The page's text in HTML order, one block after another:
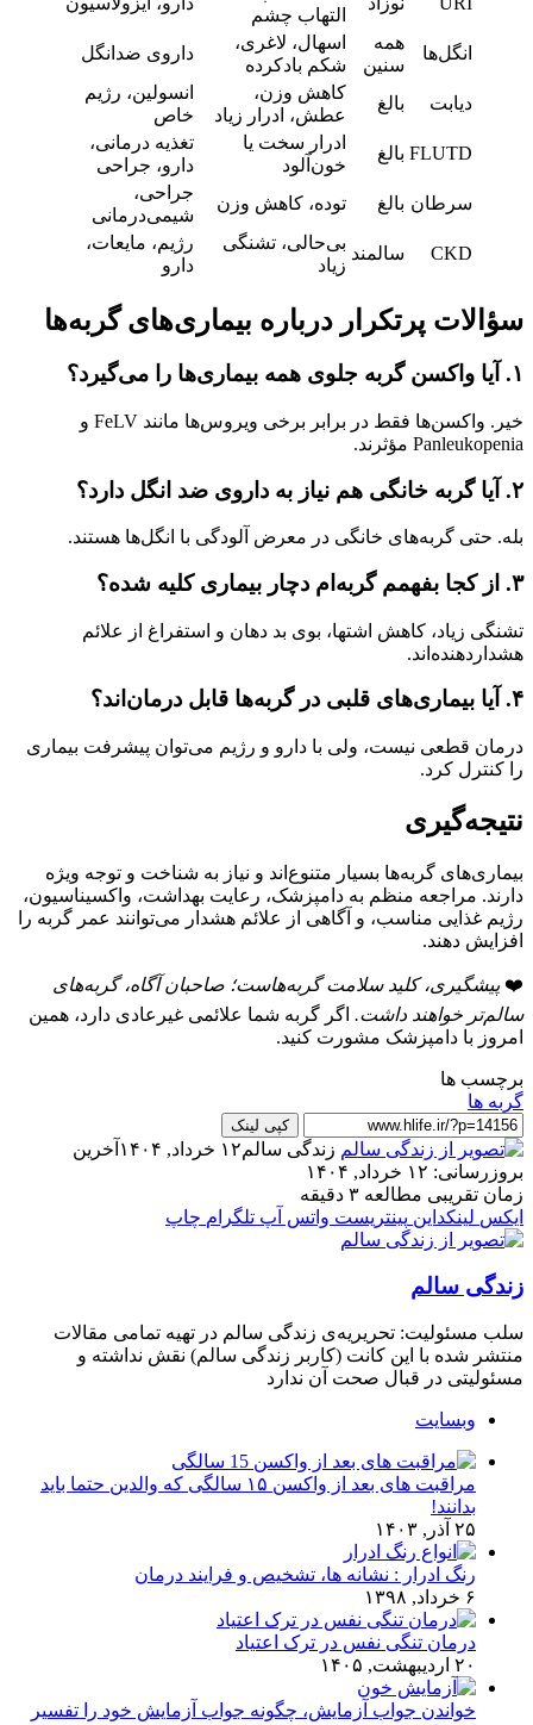
التهاب چشم
انگل‌ها
همه
سنین
اسهال، لاغری،
شکم بادکرده
داروی ضدانگل
دیابت بالغ
کاهش وزن،
عطش، ادرار زیاد
انسولین، رژیم
خاص
FLUTD بالغ
ادرار سخت یا
خون‌آلود
تغذیه درمانی،
دارو، جراحی
سرطان بالغ توده، کاهش وزن
جراحی،
شیمی‌درمانی
CKD
سالمند
بی‌حالی، تشنگی
زیاد
رژیم، مایعات،
دارو
سؤالات پرتکرار درباره بیماری‌های گربه‌ها
۱. آیا واکسن گربه جلوی همه بیماری‌ها را می‌گیرد؟
خیر. واکسن‌ها فقط در برابر برخی ویروس‌ها مانند FeLV و
Panleukopenia مؤثرند.
۲. آیا گربه خانگی هم نیاز به داروی ضد انگل دارد؟
بله. حتی گربه‌های خانگی در معرض آلودگی با انگل‌ها هستند.
۳. از کجا بفهمم گربه‌ام دچار بیماری کلیه شده؟
تشنگی زیاد، کاهش اشتها، بوی بد دهان و استفراغ از علائم
هشداردهنده‌اند.
۴. آیا بیماری‌های قلبی در گربه‌ها قابل درمان‌اند؟
درمان قطعی نیست، ولی با دارو و رژیم می‌توان پیشرفت بیماری
را کنترل کرد.
نتیجه‌گیری
بیماری‌های گربه‌ها بسیار متنوع‌اند و نیاز به شناخت و توجه ویژه
دارند. مراجعه منظم به دامپزشک، رعایت بهداشت، واکسیناسیون،
رژیم غذایی مناسب، و آگاهی از علائم هشدار می‌توانند عمر گربه را
افزایش دهند.
❤️پیشگیری، کلید سلامت گربه‌هاست؛ صاحبان آگاه، گربه‌های
سالم‌تر خواهند داشت. اگر گربه شما علائمی غیرعادی دارد، همین
امروز با دامپزشک مشورت کنید.
برچسب ها
گربه ها
کپی لینک
زندگی سالم۱۲ خرداد, ۱۴۰۴
آخرین
بروزرسانی: ۱۲ خرداد, ۱۴۰۴
زمان تقریبی مطالعه ۳ دقیقه
ایکس لینکداین پینتریست واتس آپ تلگرام چاپ
زندگی سالم
سلب‌ مسئولیت: تحریریه‌ی زندگی سالم در تهیه‌ تمامی مقالات
منتشر شده با این کانت (کاربر زندگی سالم) نقش نداشته و
مسئولیتی در قبال صحت آن ندارد
وبسایت
مراقبت های بعد از واکسن ۱۵ سالگی که والدین حتما باید
بدانند!
۲۵ آذر, ۱۴۰۳
رنگ ادرار : نشانه ها، تشخیص و فرایند درمان
۶ خرداد, ۱۳۹۸
درمان تنگی نفس در ترک اعتیاد
۲۰ اردیبهشت, ۱۴۰۵
خواندن جواب آزمایش، چگونه جواب آزمایش خود را تفسیر